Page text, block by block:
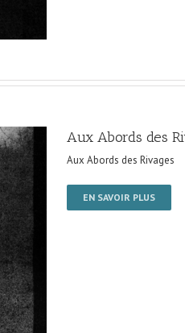
Aux Abords des
Aux Abords des Rivages
EN SAVOIR PLUS